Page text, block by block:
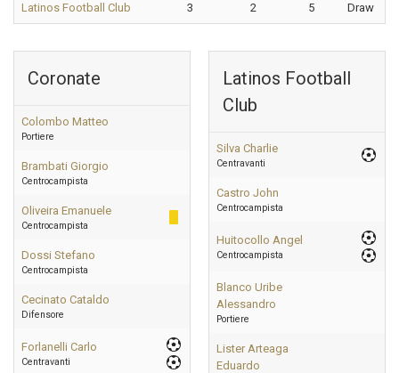
Latinos Football Club 3 2 5 Draw
Coronate
Colombo Matteo
Portiere
Brambati Giorgio
Centrocampista
Oliveira Emanuele
Centrocampista
Dossi Stefano
Centrocampista
Cecinato Cataldo
Difensore
Forlanelli Carlo
Centravanti
Latinos Football
Club
Silva Charlie
Centravanti
Castro John
Centrocampista
Huitocollo Angel
Centrocampista
Blanco Uribe
Alessandro
Portiere
Lister Arteaga
Eduardo